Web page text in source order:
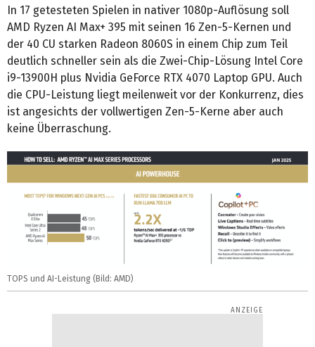
In 17 getesteten Spielen in nativer 1080p-Auflösung soll
AMD Ryzen AI Max+ 395 mit seinen 16 Zen-5-Kernen und
der 40 CU starken Radeon 8060S in einem Chip zum Teil
deutlich schneller sein als die Zwei-Chip-Lösung Intel Core
i9-13900H plus Nvidia GeForce RTX 4070 Laptop GPU. Auch
die CPU-Leistung liegt meilenweit vor der Konkurrenz, dies
ist angesichts der vollwertigen Zen-5-Kerne aber auch
keine Überraschung.
TOPS und AI-Leistung (Bild: AMD)